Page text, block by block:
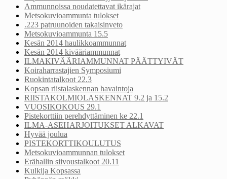
Ammunnoissa noudatettavat ikärajat
Metsokuvioammunta tulokset
.223 patruunoiden takaisinveto
Metsokuvioammunta 15.5
Kesän 2014 haulikkoammunnat
Kesän 2014 kivääriammunnat
ILMAKIVÄÄRIAMMUNNAT PÄÄTTYIVÄT
Koiraharrastajien Symposiumi
Ruokintatalkoot 22.3
Kopsan riistalaskennan havaintoja
RIISTAKOLMIOLASKENNAT 9.2 ja 15.2
VUOSIKOKOUS 29.1
Pistekorttiin perehdyttäminen ke 22.1
ILMA-ASEHARJOITUKSET ALKAVAT
Hyvää joulua
PISTEKORTTIKOULUTUS
Metsokuvioammunnan tulokset
Erähallin siivoustalkoot 20.11
Kulkija Kopsassa